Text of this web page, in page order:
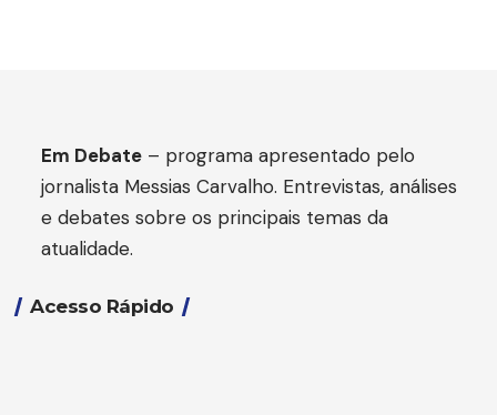
Em Debate – programa apresentado pelo
jornalista Messias Carvalho. Entrevistas, análises
e debates sobre os principais temas da
atualidade.
Acesso Rápido